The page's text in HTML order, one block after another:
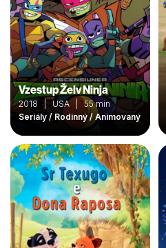
Vzestup Želv Ninja
2018 | USA | 55 min
Seriály / Rodinný / Animovaný